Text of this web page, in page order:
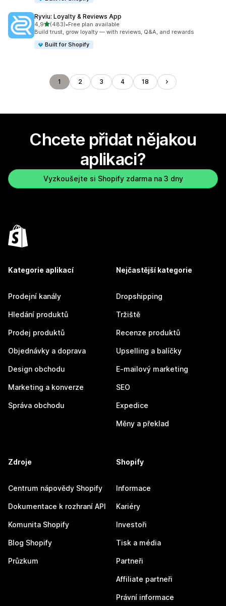
Ryviu: Loyalty & Reviews App
4,9z 5 hvězd
(483)
Celkový počet recenzí: 483
•Free plan available
Build trust, grow loyalty — with reviews, Q&A, and rewards
Built for Shopify
1 2 3 4 18
Chcete přidat nějakou
aplikaci?
Vyzkoušejte si Shopify zdarma na 3 dny
Kategorie aplikací
Prodejní kanály
Hledání produktů
Prodej produktů
Objednávky a doprava
Design obchodu
Marketing a konverze
Správa obchodu
Nejčastější kategorie
Dropshipping
Tržiště
Recenze produktů
Upselling a balíčky
E-mailový marketing
SEO
Expedice
Měny a překlad
Zdroje
Centrum nápovědy Shopify
Dokumentace k rozhraní API
Komunita Shopify
Blog Shopify
Průzkum
Shopify
Informace
Kariéry
Investoři
Tisk a média
Partneři
Affiliate partneři
Právní informace